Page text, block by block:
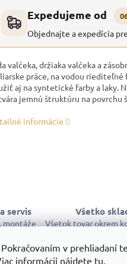
v prehliadaní
informácií nájdete tu.
Expedujeme od
Objednajte a expedícia
valčeka, držiaka valčeka a
práce, na vodou
aj na syntetické farby a laky.
jemnú štruktúru na povrchu
informácie
servis
montáže
Všetko
Všetok tovar okrem
máme skladom a